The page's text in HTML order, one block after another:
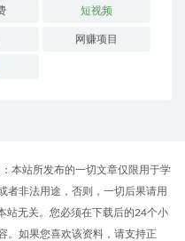
短视频
网赚项目
本站所发布的一切文章仅限用于学
者非法用途，否则，一切后果请用
站无关。您必须在下载后的24个小
。如果您喜欢该资料，请支持正